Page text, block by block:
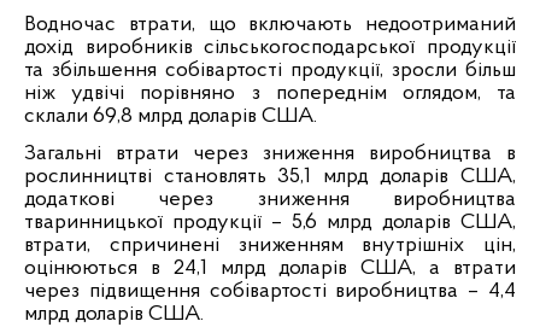
Водночас втрати, що включають недоотриманий
дохід виробників сільськогосподарської продукції
та збільшення собівартості продукції, зросли більш
ніж удвічі порівняно з попереднім оглядом, та
склали 69,8 млрд доларів США.
Загальні втрати через зниження виробництва в
рослинництві становлять 35,1 млрд доларів США,
додаткові через зниження виробництва
тваринницької продукції – 5,6 млрд доларів США,
втрати, спричинені зниженням внутрішніх цін,
оцінюються в 24,1 млрд доларів США, а втрати
через підвищення собівартості виробництва – 4,4
млрд доларів США.